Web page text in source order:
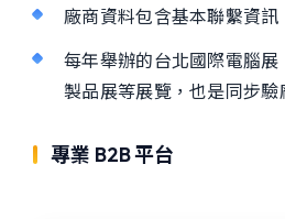
廠商資料包含基本聯繫資
每年舉辦的台北國際電腦
製品展等展覽，也是同步
專業 B2B 平台